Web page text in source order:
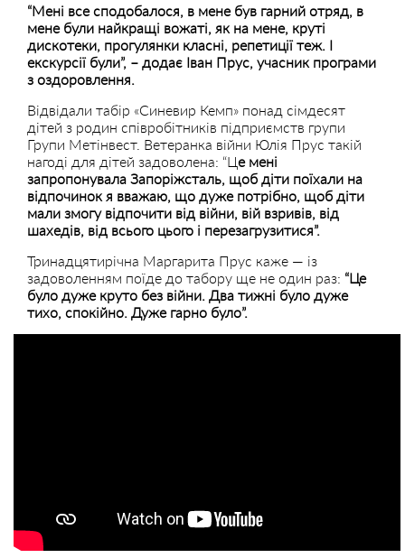
“Мені все сподобалося, в мене був гарний отряд, в
мене були найкращі вожаті, як на мене, круті
дискотеки, прогулянки класні, репетиції теж. І
екскурсії були”, – додає Іван Прус, учасник програми
з оздоровлення.
Відвідали табір «Синевир Кемп» понад сімдесят
дітей з родин співробітників підприємств групи
Групи Метінвест. Ветеранка війни Юлія Прус такій
нагоді для дітей задоволена: “Це мені
запропонувала Запоріжсталь, щоб діти поїхали на
відпочинок я вважаю, що дуже потрібно, щоб діти
мали змогу відпочити від війни, вій взривів, від
шахедів, від всього цього і перезагрузитися”.
Тринадцятирічна Маргарита Прус каже — із
задоволенням поїде до табору ще не один раз: “Це
було дуже круто без війни. Два тижні було дуже
тихо, спокійно. Дуже гарно було”.